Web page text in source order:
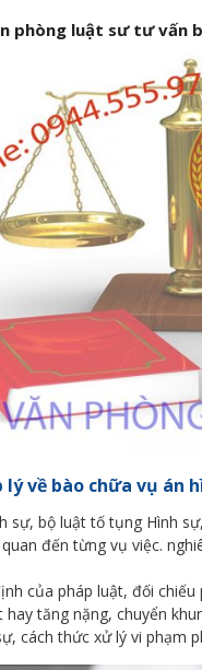
phòng luật sư tư vấn
lý về bào chữa vụ án
sự, bộ luật tố tụng Hình
đến từng vụ việc.
của pháp luật, đối
hay tăng nặng, chuyển
cách thức xử lý vi phạm